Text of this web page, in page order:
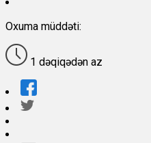
Oxuma müddəti:
1 dəqiqədən az